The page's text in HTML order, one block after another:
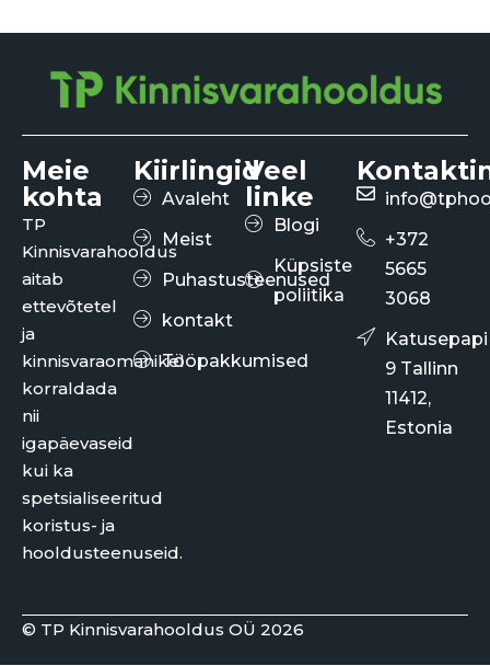
Meie
kohta
TP
Kinnisvarahooldus
aitab
ettevõtetel
ja
kinnisvaraomanikel
korraldada
nii
igapäevaseid
kui ka
spetsialiseeritud
koristus- ja
hooldusteenuseid.
Kiirlingid
Avaleht
Meist
Puhastusteenused
kontakt
Tööpakkumised
Veel
linke
Blogi
Küpsiste
poliitika
+372
5665
3068
Katusepapi
9 Tallinn
11412,
Estonia
© TP Kinnisvarahooldus OÜ 2026